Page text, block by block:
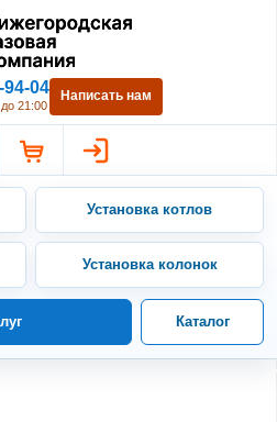
Нижегородская Газовая
94-04
21:00
Написать нам
Установка котлов
Установка колонок
Каталог